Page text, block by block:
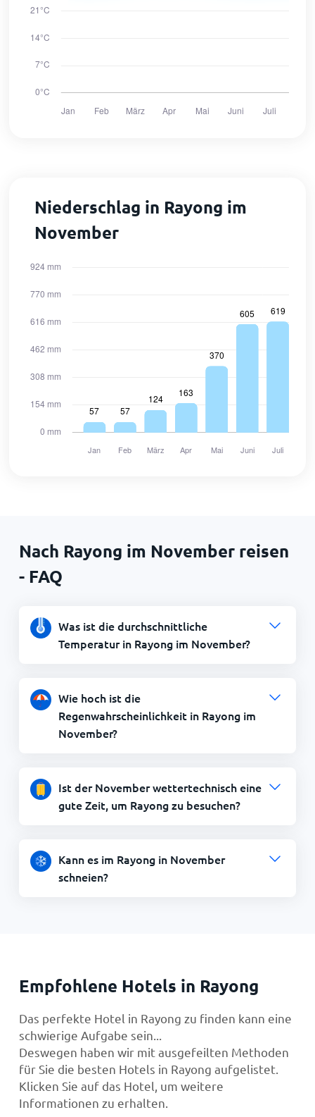
Niederschlag in Rayong im
November
Nach Rayong im November reisen
- FAQ
Was ist die durchschnittliche
Temperatur in Rayong im November?
Wie hoch ist die
Regenwahrscheinlichkeit in Rayong im
November?
Ist der November wettertechnisch eine
gute Zeit, um Rayong zu besuchen?
Kann es im Rayong in November
schneien?
Empfohlene Hotels in Rayong
Das perfekte Hotel in Rayong zu finden kann eine
schwierige Aufgabe sein...
Deswegen haben wir mit ausgefeilten Methoden
für Sie die besten Hotels in Rayong aufgelistet.
Klicken Sie auf das Hotel, um weitere
Informationen zu erhalten.